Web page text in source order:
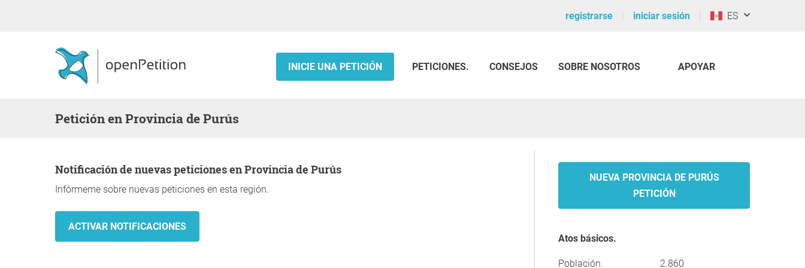
registrarse iniciar sesión ES
INICIE UNA PETICIÓN PETICIONES. CONSEJOS SOBRE NOSOTROS APOYAR
Petición en Provincia de Purús
Notificación de nuevas peticiones en Provincia de Purús
Infórmeme sobre nuevas peticiones en esta región.
NUEVA PROVINCIA DE PURÚS
PETICIÓN
Atos básicos.
Población. 2.860